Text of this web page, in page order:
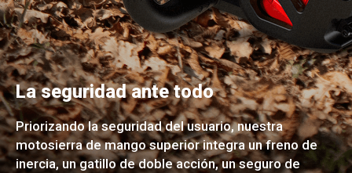
La seguridad ante todo
Priorizando la seguridad del usuario, nuestra
motosierra de mango superior integra un freno de
inercia, un gatillo de doble acción, un seguro de